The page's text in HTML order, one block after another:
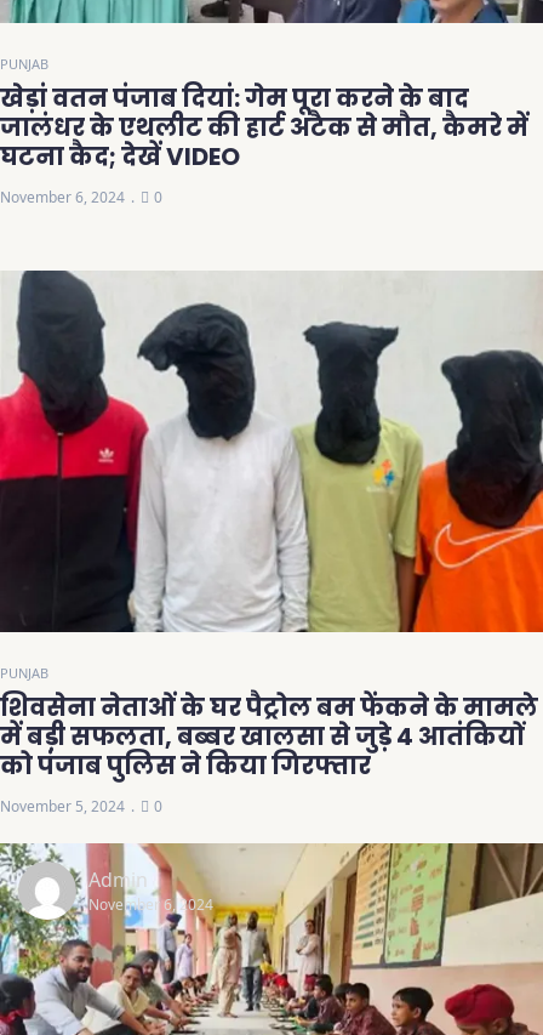
PUNJAB
खेड़ां वतन पंजाब दियां: गेम पूरा करने के बाद
जालंधर के एथलीट की हार्ट अटैक से मौत, कैमरे में
घटना कैद; देखें VIDEO
November 6, 2024 0
PUNJAB
शिवसेना नेताओं के घर पैट्रोल बम फेंकने के मामले
में बड़ी सफलता, बब्बर खालसा से जुड़े 4 आतंकियों
को पंजाब पुलिस ने किया गिरफ्तार
November 5, 2024 0
Admin
November 6, 2024